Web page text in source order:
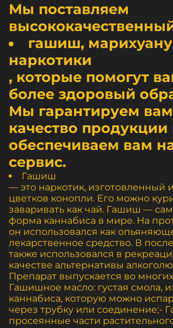
Мы поставляем
гашиш,
наркотики
, которые помогут
более здоровый
Мы гарантируем
качество продукции
обеспечиваем вам
сервис.
Гашиш
— это наркотик, изготовленный
цветков конопли. Его можно
заваривать как чай. Гашиш —
форма каннабиса в мире. На
он использовался как
лекарственное средство. В
также использовался в
качестве альтернативы
Препарат выпускается во
Гашишное масло: густая смола,
каннабиса, которую можно
через трубку или соединение;-
просеянные части